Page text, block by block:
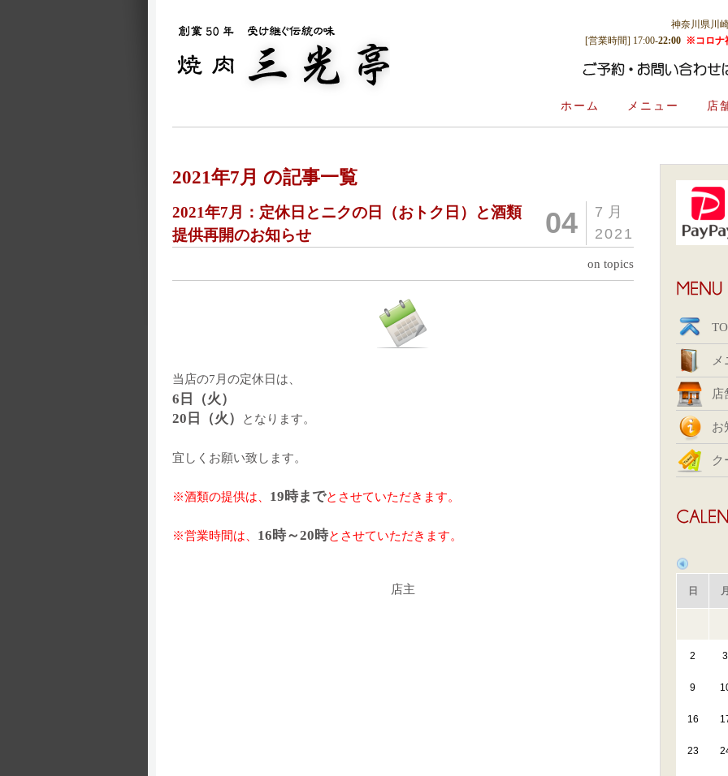
神奈川県川
[営業時間] 17:00-22:00 ※コロナ
ホーム メニュー 店
2021年7月 の記事一覧
2021年7月：定休日とニクの日（おトク日）と酒類
提供再開のお知らせ
7月
2021
04
on topics
当店の7月の定休日は、
6日（火）
20日（火）
となります。
宜しくお願い致します。
※酒類の提供は、 19時までとさせていただきます。
※営業時間は、 16時～20時とさせていただきます。
店主
店
お
ク
日 月
2 3
9
16
23